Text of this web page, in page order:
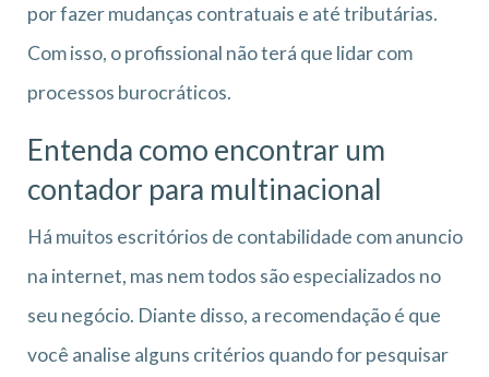
por fazer mudanças contratuais e até tributárias.
Com isso, o profissional não terá que lidar com
processos burocráticos.
Entenda como encontrar um
contador para multinacional
Há muitos escritórios de contabilidade com anuncio
na internet, mas nem todos são especializados no
seu negócio. Diante disso, a recomendação é que
você analise alguns critérios quando for pesquisar